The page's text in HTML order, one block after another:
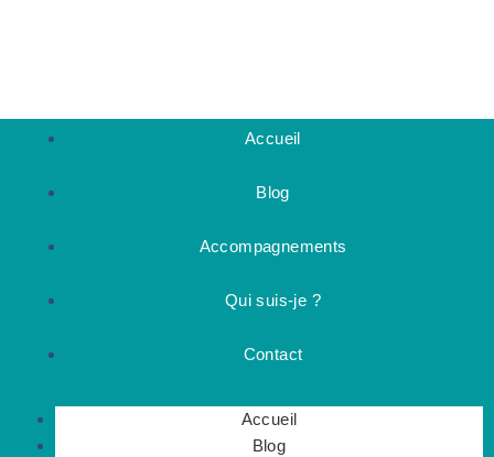
Accueil
Blog
Accompagnements
Qui suis-je ?
Contact
Accueil
Blog